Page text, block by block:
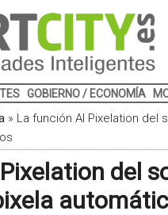
GOBIERNO / ECONOMÍA
» La función AI Pixelation del
del